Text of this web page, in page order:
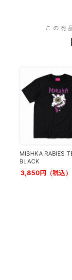
この商
MISHKA RABIES
BLACK
3,850円（税込）